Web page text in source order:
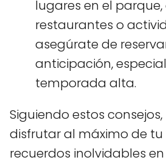
lugares en el
restaurantes o
asegúrate de
anticipación,
temporada alta.
Siguiendo estos
disfrutar al máximo de tu
recuerdos inolvidables